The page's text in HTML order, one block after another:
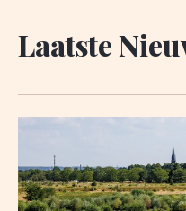
Laatste